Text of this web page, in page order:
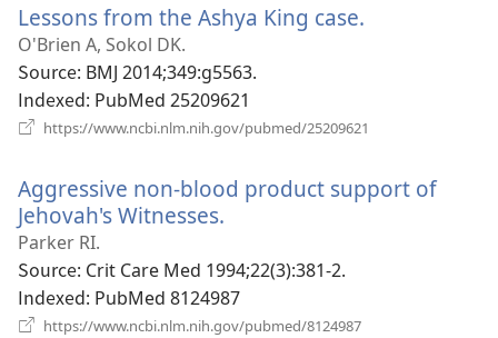
Lessons from the Ashya King case.
열
O'Brien A, Sokol DK.
Source‎: BMJ 2014;349:g5563.
Indexed‎: PubMed 25209621
https://www.ncbi.nlm.nih.gov/pubmed/25209621
창
열
Aggressive non-blood product support of
Jehovah's Witnesses.
운
창
열
Parker RI.
Source‎: Crit Care Med 1994;22(3):381-2.
Indexed‎: PubMed 8124987
https://www.ncbi.nlm.nih.gov/pubmed/8124987